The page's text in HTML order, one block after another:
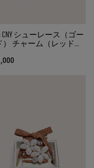
CNY シューレース（ゴー
） チャーム（レッド）